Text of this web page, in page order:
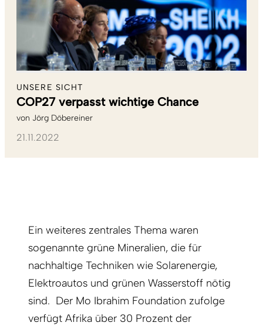
UNSERE SICHT
COP27 verpasst wichtige Chance
von Jörg Döbereiner
21.11.2022
Ein weiteres zentrales Thema waren
sogenannte grüne Mineralien, die für
nachhaltige Techniken wie Solarenergie,
Elektroautos und grünen Wasserstoff nötig
sind. Der Mo Ibrahim Foundation zufolge
verfügt Afrika über 30 Prozent der